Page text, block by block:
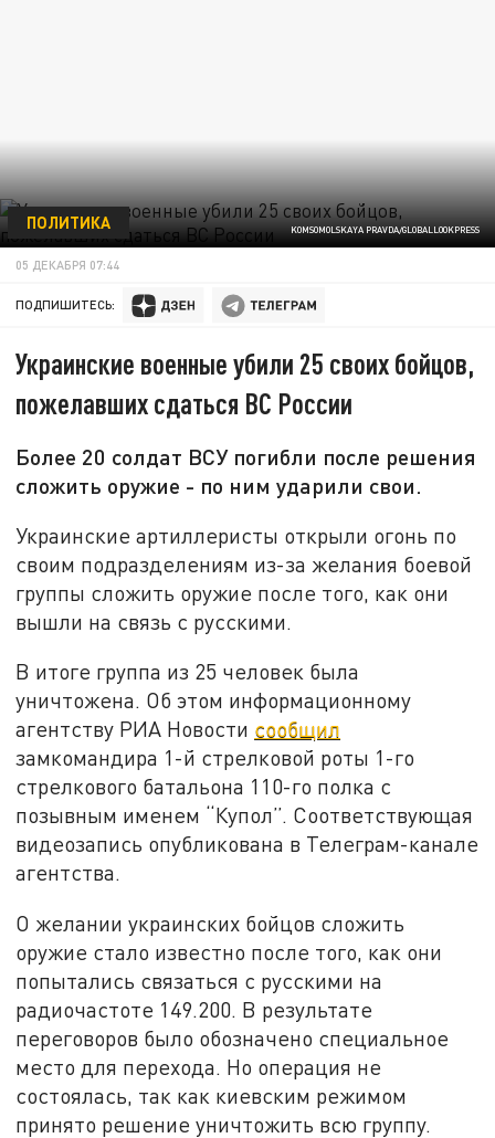
KOMSOMOLSKAYA PRAVDA/GLOBALLOOKPRESS
ПОЛИТИКА
05 ДЕКАБРЯ 07:44
ПОДПИШИТЕСЬ:
Украинские военные убили 25 своих бойцов,
пожелавших сдаться ВС России
Более 20 солдат ВСУ погибли после решения
сложить оружие - по ним ударили свои.
Украинские артиллеристы открыли огонь по
своим подразделениям из-за желания боевой
группы сложить оружие после того, как они
вышли на связь с русскими.
В итоге группа из 25 человек была
уничтожена. Об этом информационному
агентству РИА Новости сообщил
замкомандира 1-й стрелковой роты 1-го
стрелкового батальона 110-го полка с
позывным именем “Купол”. Соответствующая
видеозапись опубликована в Телеграм-канале
агентства.
О желании украинских бойцов сложить
оружие стало известно после того, как они
попытались связаться с русскими на
радиочастоте 149.200. В результате
переговоров было обозначено специальное
место для перехода. Но операция не
состоялась, так как киевским режимом
принято решение уничтожить всю группу.